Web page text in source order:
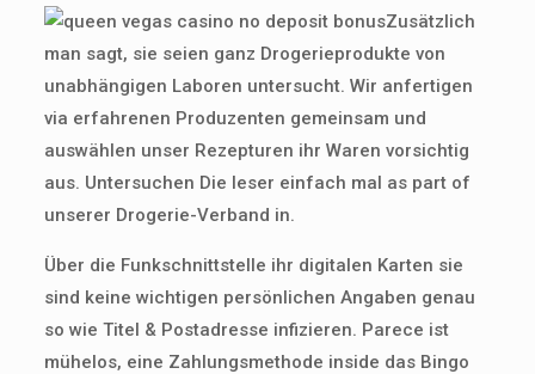
Zusätzlich
man sagt, sie seien ganz Drogerieprodukte von
unabhängigen Laboren untersucht. Wir anfertigen
via erfahrenen Produzenten gemeinsam und
auswählen unser Rezepturen ihr Waren vorsichtig
aus. Untersuchen Die leser einfach mal as part of
unserer Drogerie-Verband in.
Über die Funkschnittstelle ihr digitalen Karten sie
sind keine wichtigen persönlichen Angaben genau
so wie Titel & Postadresse infizieren. Parece ist
mühelos, eine Zahlungsmethode inside das Bingo